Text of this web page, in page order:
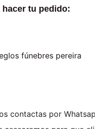
hacer tu pedido:
contactas por